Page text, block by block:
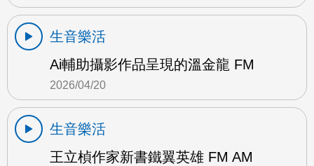
生音樂活
Ai輔助攝影作品呈現的溫金龍 FM
2026/04/20
生音樂活
王立楨作家新書鐵翼英雄 FM AM